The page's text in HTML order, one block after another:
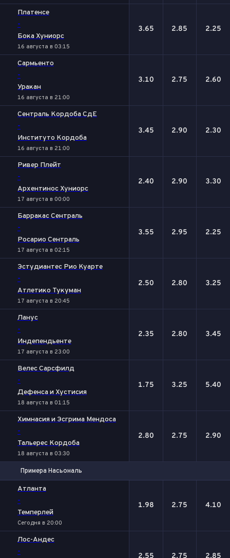
Платенсе
-
Бока Хуниорс
16 августа в 03:15
3.65 2.85 2.25
Сармьенто
-
Уракан
16 августа в 21:00
3.10 2.75 2.60
Сентраль Кордоба СдЕ
-
Институто Кордоба
16 августа в 21:00
3.45 2.90 2.30
Ривер Плейт
-
Архентинос Хуниорс
17 августа в 00:00
2.40 2.90 3.30
Барракас Сентраль
-
Росарио Сентраль
17 августа в 02:15
3.55 2.95 2.25
Эстудиантес Рио Куарте
-
Атлетико Тукуман
17 августа в 20:45
2.50 2.80 3.25
Ланус
-
Индепендьенте
17 августа в 23:00
2.35 2.80 3.45
Велес Сарсфилд
-
Дефенса и Хустисия
18 августа в 01:15
1.75 3.25 5.40
Химнасия и Эсгрима Мендоса
-
Тальерес Кордоба
18 августа в 03:30
2.80 2.75 2.90
Примера Насьональ
Атланта
-
Темперлей
Сегодня в 20:00
1.98 2.75 4.10
Лос-Андес
- 2.55 2.75 2.85